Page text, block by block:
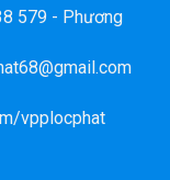
579 - Phương
vpplocphat